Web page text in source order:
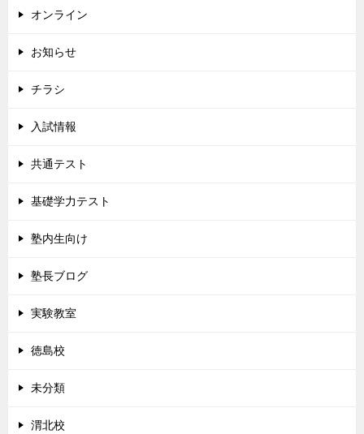
オンライン
お知らせ
チラシ
入試情報
共通テスト
基礎学力テスト
塾内生向け
塾長ブログ
実験教室
徳島校
未分類
渭北校